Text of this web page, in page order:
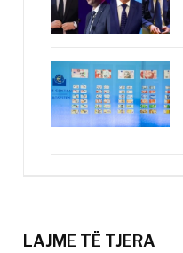
LAJME TË TJERA